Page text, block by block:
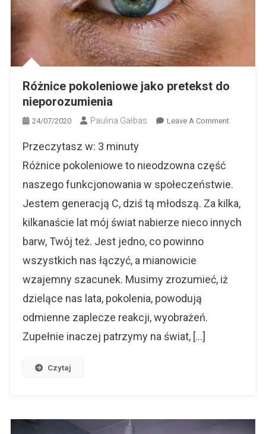
Różnice pokoleniowe jako pretekst do
nieporozumienia
24/07/2020 Paulina Gałbas Leave A CommentOn
Do
Przeczytasz w: 3 minuty
Różnice pokoleniowe to nieodzowna część
naszego funkcjonowania w społeczeństwie.
Jestem generacją C, dziś tą młodszą. Za kilka,
kilkanaście lat mój świat nabierze nieco innych
barw, Twój też. Jest jedno, co powinno
wszystkich nas łączyć, a mianowicie
wzajemny szacunek. Musimy zrozumieć, iż
dzielące nas lata, pokolenia, powodują
odmienne zaplecze reakcji, wyobrażeń.
Zupełnie inaczej patrzymy na świat, […]
Czytaj